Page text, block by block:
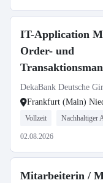
IT-Application
Order- und
DekaBank Deutsche
Frankfurt (Main)
Vollzeit Nachhaltiger
02.08.2026
Mitarbeiterin /